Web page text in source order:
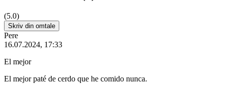
(5.0)
Skriv din omtale
Pere
16.07.2024, 17:33
El mejor
El mejor paté de cerdo que he comido nunca.